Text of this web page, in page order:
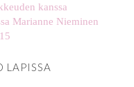
kanssa
Marianne Nieminen
LAPISSA